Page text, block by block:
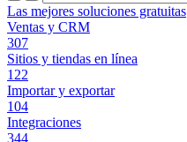
Las mejores soluciones gratuitas
Ventas y CRM
307
Sitios y tiendas en línea
122
Importar y exportar
104
Integraciones
344